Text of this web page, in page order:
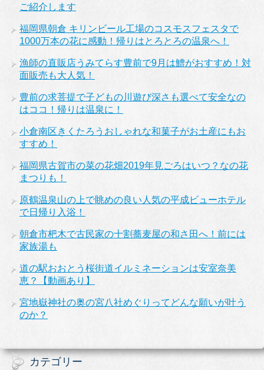
ご紹介します
福岡県朝倉 キリンビール工場のコスモスフェスタで
1000万本の花に感動！帰りはとろとろの温泉へ！
漁師の直販店うみてらす豊前で9月は鱧がおすすめ！対
面販売も大人気！
豊前の求菩提で子どもの川遊び深さも選べて安全なの
はココ！帰りは温泉に！
小倉南区きくたろうおしゃれな和菓子がお土産にもお
すすめ！
福岡県古賀市の菜の花畑2019年見ごろはいつ？なの花
まつりも！
原鶴温泉山の上で眺めの良い人気の平成ビューホテル
で日帰り入浴！
朝倉市杷木で古民家の十割蕎麦屋の和さ田へ！前には
家族湯も
道の駅おおとう桜街道イルミネーションは安室奈美
恵？【動画あり】
宮地嶽神社の奥の宮八社めぐりってどんな願いが叶う
のか？
カテゴリー